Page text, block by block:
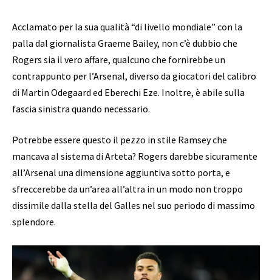
Acclamato per la sua qualità “di livello mondiale” con la
palla dal giornalista Graeme Bailey, non c’è dubbio che
Rogers sia il vero affare, qualcuno che fornirebbe un
contrappunto per l’Arsenal, diverso da giocatori del calibro
di Martin Odegaard ed Eberechi Eze. Inoltre, è abile sulla
fascia sinistra quando necessario.
Potrebbe essere questo il pezzo in stile Ramsey che
mancava al sistema di Arteta? Rogers darebbe sicuramente
all’Arsenal una dimensione aggiuntiva sotto porta, e
sfreccerebbe da un’area all’altra in un modo non troppo
dissimile dalla stella del Galles nel suo periodo di massimo
splendore.